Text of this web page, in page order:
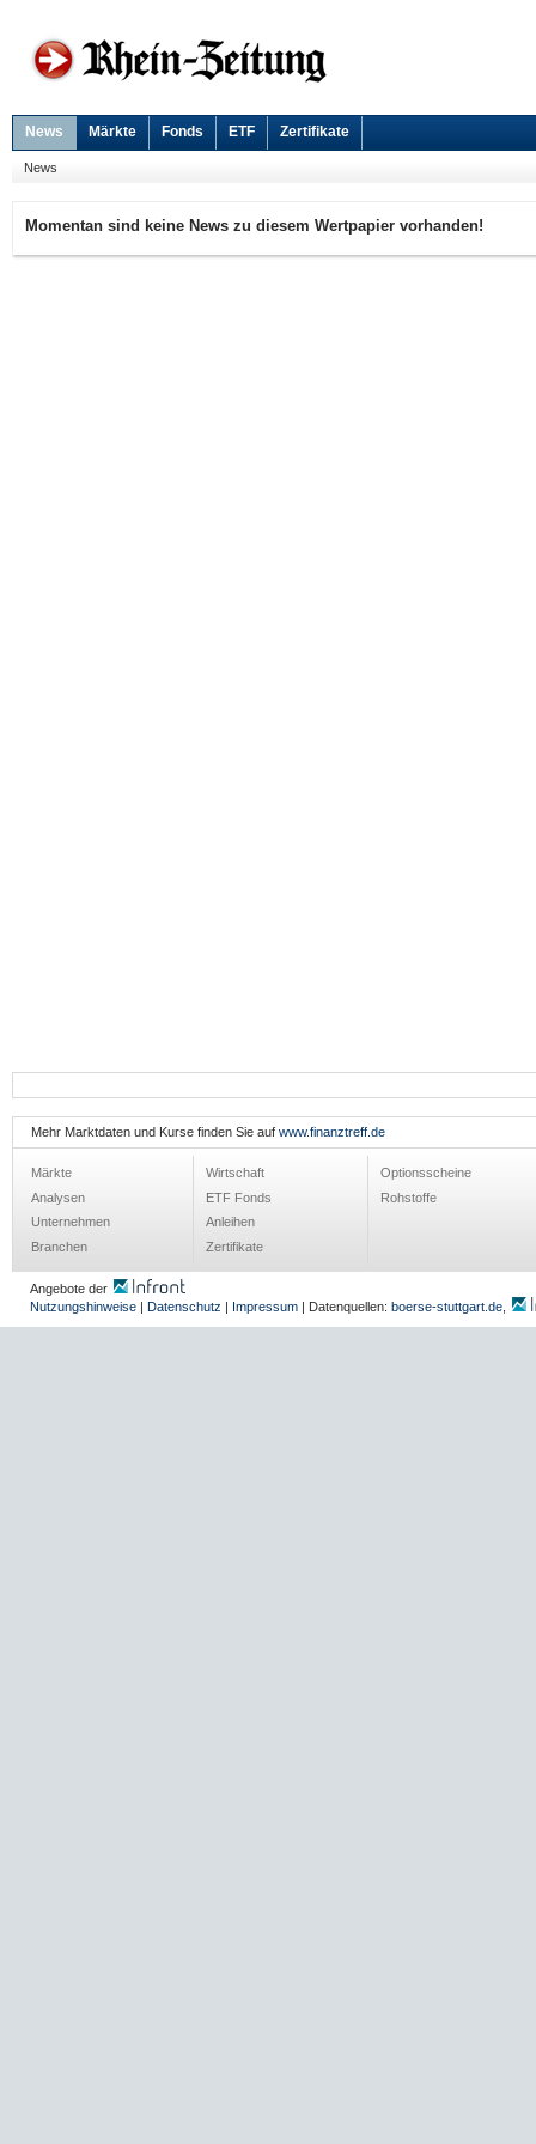
News Märkte Fonds ETF Zertifikate
News
Momentan sind keine News zu diesem Wertpapier vorhanden!
Mehr Marktdaten und Kurse finden Sie auf www.finanztreff.de
Märkte
Analysen
Unternehmen
Branchen
Wirtschaft
ETF Fonds
Anleihen
Zertifikate
Optionsscheine
Rohstoffe
Angebote der
Nutzungshinweise | Datenschutz | Impressum | Datenquellen: boerse-stuttgart.de